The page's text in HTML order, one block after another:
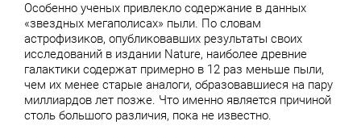
Особенно ученых привлекло содержание в данных
«звездных мегаполисах» пыли. По словам
астрофизиков, опубликовавших результаты своих
исследований в издании Nature, наиболее древние
галактики содержат примерно в 12 раз меньше пыли,
чем их менее старые аналоги, образовавшиеся на пару
миллиардов лет позже. Что именно является причиной
столь большого различия, пока не известно.